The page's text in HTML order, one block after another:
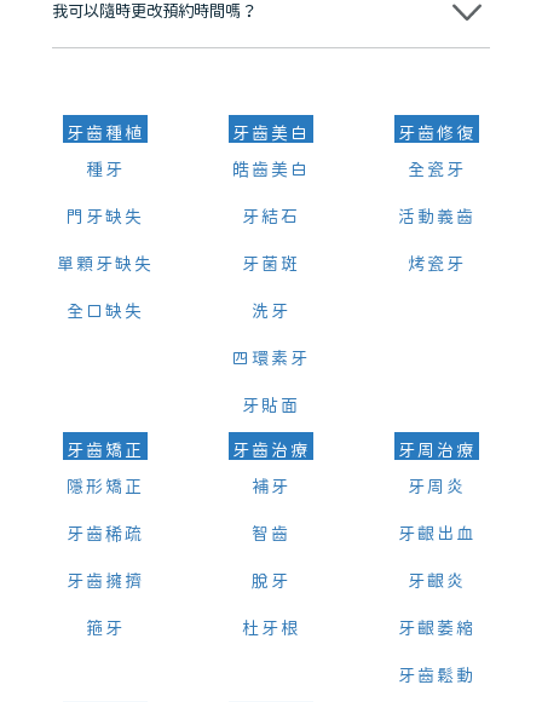
我可以隨時更改預約時間嗎？
可以，請盡早通過wechat或whatsapp聯絡我們，告知我們你原本預約
牙齒種植
種牙
門牙缺失
單顆牙缺失
全口缺失
牙齒美白
皓齒美白
牙結石
牙菌斑
洗牙
四環素牙
牙貼面
牙齒修復
全瓷牙
活動義齒
烤瓷牙
牙齒矯正
隱形矯正
牙齒稀疏
牙齒擁擠
箍牙
牙齒治療
補牙
智齒
脫牙
杜牙根
牙周治療
牙周炎
牙齦出血
牙齦炎
牙齦萎縮
牙齒鬆動